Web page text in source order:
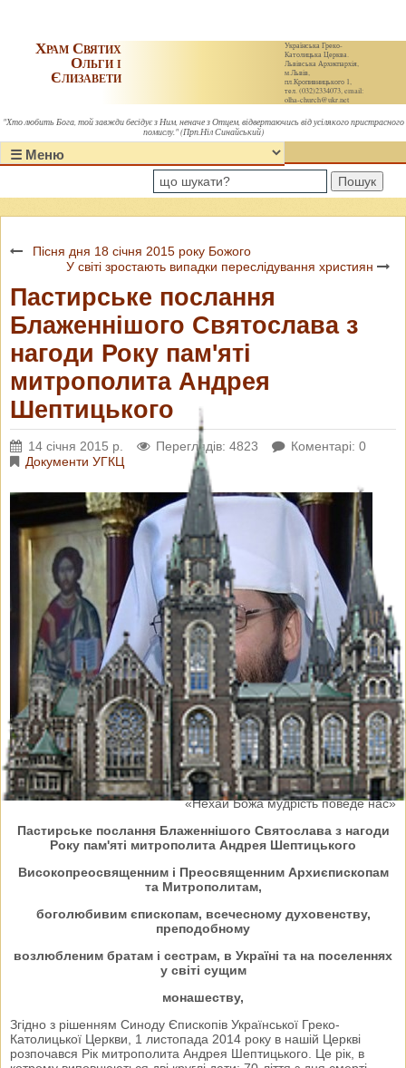
Українська Греко-
Католицька Церква.
Львівська Архиєпархія,
м.Львів,
пл.Кропивницького 1,
тел. (032)2334073, email:
olha-church@ukr.net
Храм Святих
Ольги і
Єлизавети
"Хто любить Бога, той завжди бесідує з Ним, неначе з Отцем, відвертаючись від усілякого пристрасного
помислу." (Прп.Ніл Синайський)
Пошук
Пісня дня 18 січня 2015 року Божого
У світі зростають випадки переслідування християн
Пастирське послання
Блаженнішого Святослава з
нагоди Року пам'яті
митрополита Андрея
Шептицького
14 січня 2015 р. Переглядів: 4823
Коментарі: 0
Документи УГКЦ
Вих. ВА 14/565
«Нехай Божа мудрість поведе нас»
Пастирське послання Блаженнішого Святослава з нагоди
Року пам'яті митрополита Андрея Шептицького
Високопреосвященним і Преосвященним Архиєпископам
та Митрополитам,
боголюбивим єпископам, всечесному духовенству,
преподобному
возлюбленим братам і сестрам, в Україні та на поселеннях
у світі сущим
монашеству,
Згідно з рішенням Синоду Єпископів Української Греко-
Католицької Церкви, 1 листопада 2014 року в нашій Церкві
розпочався Рік митрополита Андрея Шептицького. Це рік, в